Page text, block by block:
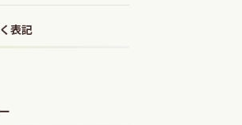
表記